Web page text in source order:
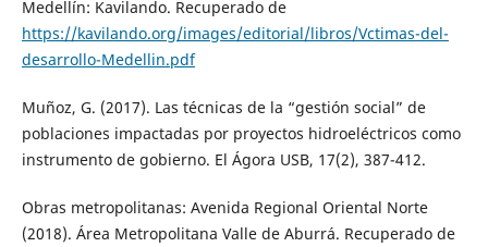
Medellín: Kavilando. Recuperado de
https://kavilando.org/images/editorial/libros/Vctimas-del-
desarrollo-Medellin.pdf
Muñoz, G. (2017). Las técnicas de la “gestión social” de
poblaciones impactadas por proyectos hidroeléctricos como
instrumento de gobierno. El Ágora USB, 17(2), 387-412.
Obras metropolitanas: Avenida Regional Oriental Norte
(2018). Área Metropolitana Valle de Aburrá. Recuperado de